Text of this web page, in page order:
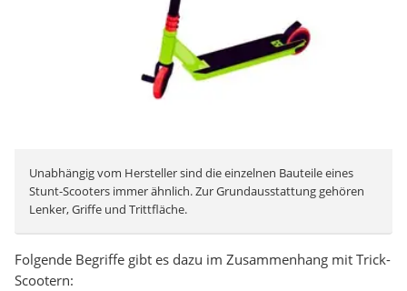
Unabhängig vom Hersteller sind die einzelnen Bauteile eines
Stunt-Scooters immer ähnlich. Zur Grundausstattung gehören
Lenker, Griffe und Trittfläche.
Folgende Begriffe gibt es dazu im Zusammenhang mit Trick-
Scootern: